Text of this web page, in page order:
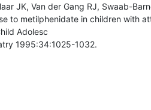
JK, Van der Gang RJ, Swaab-
to metilphenidate in children with
Adolesc
1995:34:1025-1032.